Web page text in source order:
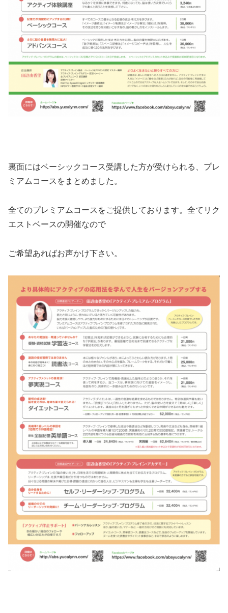
裏面にはベーシックコース受講した方が受けられる、プレ
ミアムコースをまとめました。
全てのプレミアムコースをご提供しております。全てリク
エストベースの開催なので
ご希望あればお声かけ下さい。